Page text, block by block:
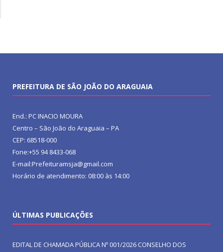
PREFEITURA DE SÃO JOÃO DO ARAGUAIA
End.: PC INACIO MOURA
Centro – São João do Araguaia – PA
CEP: 68518-000
Fone:+55 94 8433-068
E-mail:Prefeituramsja@gmail.com
Horário de atendimento: 08:00 às 14:00
ÚLTIMAS PUBLICAÇÕES
EDITAL DE CHAMADA PÚBLICA Nº 001/2026 CONSELHO DOS